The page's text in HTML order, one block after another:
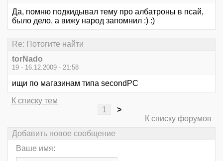
Да, помню подкидывал тему про албатроны в псай,
было дело, а вижу народ запомнил :) :)
Re: Потогите найти
torNado
19 - 16.12.2009 - 21:58
ищи по магазинам типа secondPC
К списку тем
1
>
К списку форумов
Добавить новое сообщение
Ваше имя: